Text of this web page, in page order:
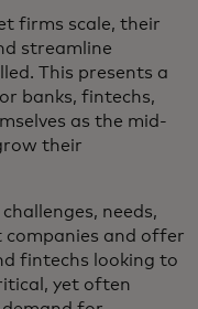
firms scale, their
streamline
This presents a
banks, fintechs,
as the mid-
their
needs,
companies and offer
fintechs looking to
yet often